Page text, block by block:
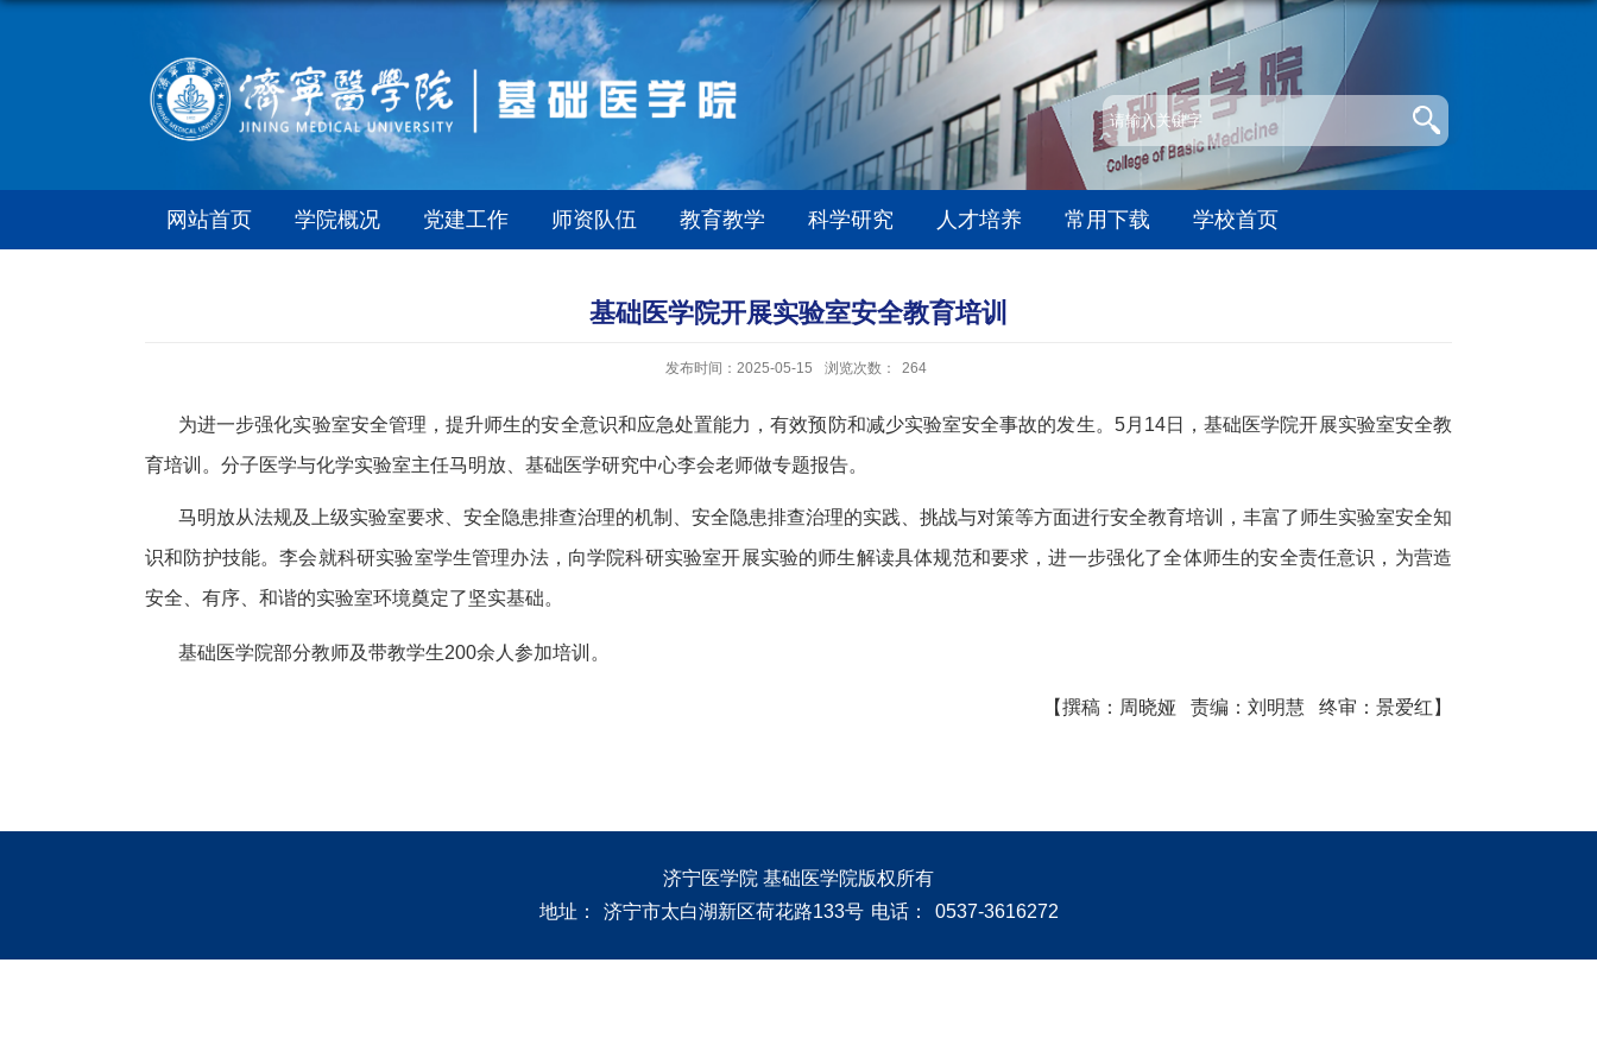
网站首页 学院概况 党建工作 师资队伍 教育教学 科学研究 人才培养 常用下载 学校首页
基础医学院开展实验室安全教育培训
发布时间：2025-05-15 浏览次数： 264
为进一步强化实验室安全管理，提升师生的安全意识和应急处置能力，有效预防和减少实验室安全事故的发生。 5月 14日，基础医学院开展实验室安全教
育培训。分子医学与化学实验室主任马明放、基础医学研究中心李会老师做专题报告。
马明放从法规及上级实验室要求、安全隐患排查治理的机制、安全隐患排查治理的实践、挑战与对策等方面进行安全教育培训，丰富了师生实验室安全知
识和防护技能。李会就科研实验室学生管理办法，向学院科研实验室开展实验的师生解读具体规范和要求，进一步强化了全体师生的安全责任意识，为营造
安全、有序、和谐的实验室环境奠定了坚实基础。
基础医学院部分教师及带教学生200余人参加培训。
【撰稿：周晓娅 责编：刘明慧 终审：景爱红】
济宁医学院 基础医学院版权所有
地址：
济宁市太白湖新区荷花路133号 电话： 0537-3616272